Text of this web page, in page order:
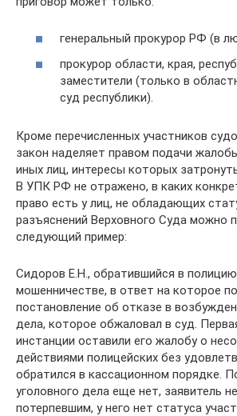
генеральный прокурор РФ (в
прокурор области, края,
заместители (только в
суд республики).
Кроме перечисленных участников
закон наделяет правом подачи
иных лиц, интересы которых
В УПК РФ не отражено, в каких
право есть у лиц, не обладающих
разъяснений Верховного Суда можно
следующий пример:
Сидоров Е.Н., обратившийся в
мошенничестве, в ответ на которое
постановление об отказе в
дела, которое обжаловал в суд.
инстанции оставили его жалобу о
действиями полицейских без
обратился в кассационном порядке.
уголовного дела еще нет, заявитель
потерпевшим, у него нет статуса